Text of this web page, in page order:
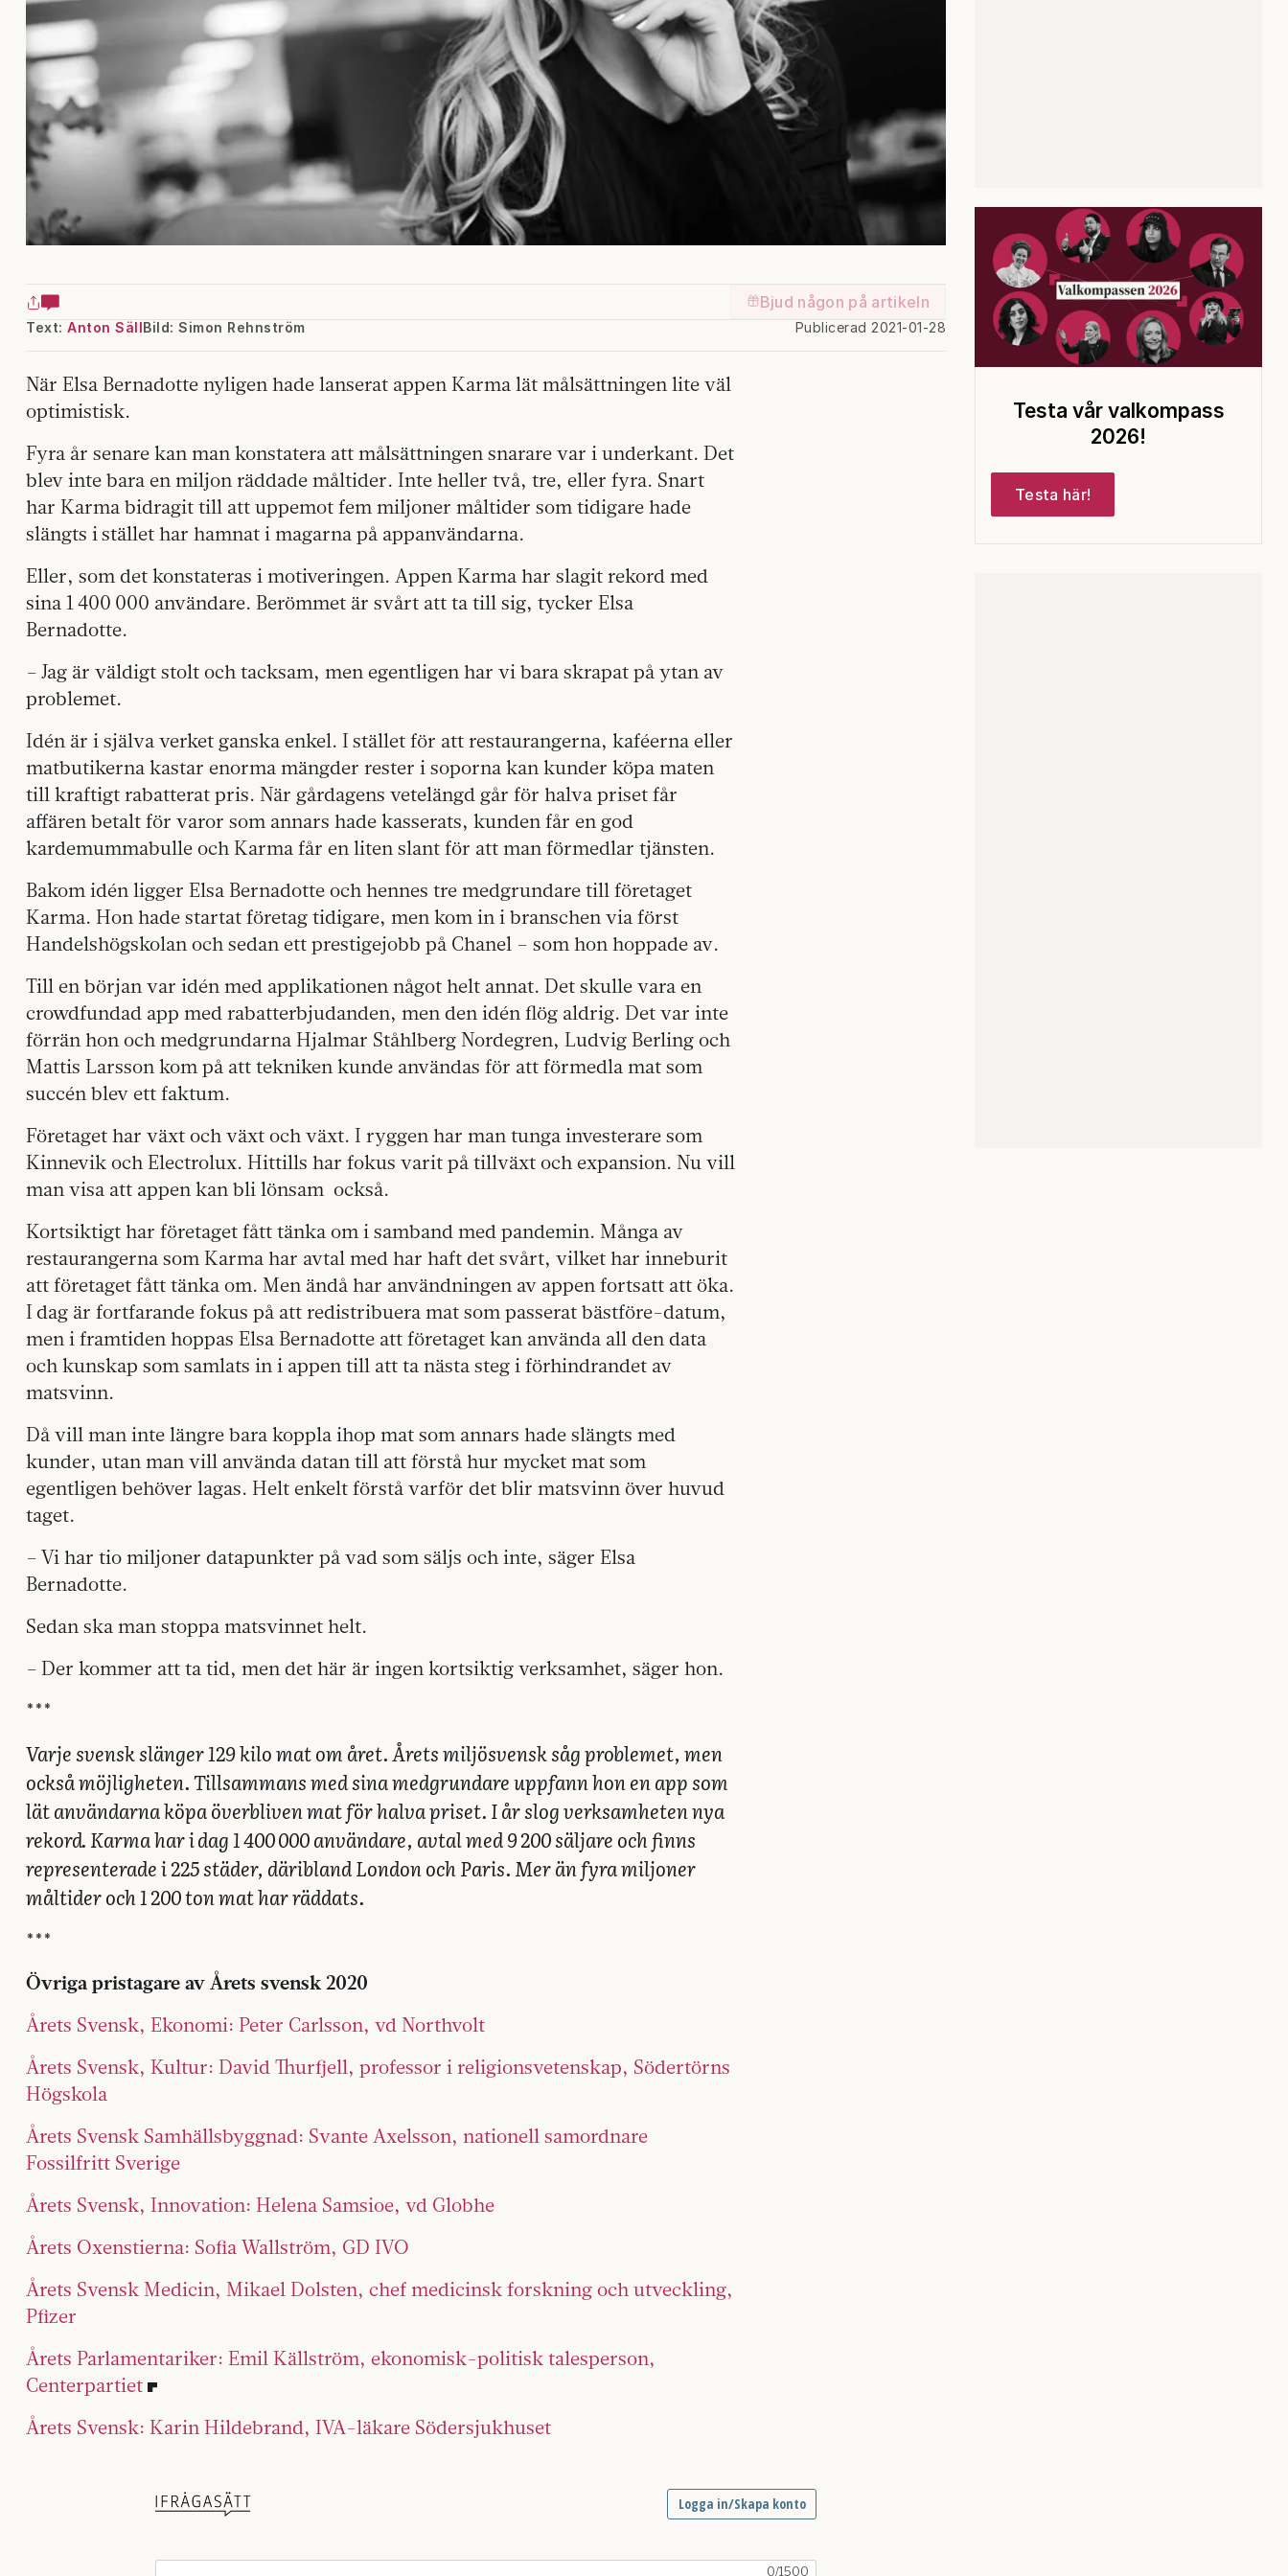
Bjud någon på artikeln
Text: Anton Säll Publicerad 2021-01-28
Bild: Simon Rehnström
När Elsa Bernadotte nyligen hade lanserat appen Karma lät målsättningen lite väl
optimistisk.
Fyra år senare kan man konstatera att målsättningen snarare var i underkant. Det
blev inte bara en miljon räddade måltider. Inte heller två, tre, eller fyra. Snart
har Karma bidragit till att uppemot fem miljoner måltider som tidigare hade
slängts i stället har hamnat i magarna på appanvändarna.
Eller, som det konstateras i motiveringen. Appen Karma har slagit rekord med
sina 1 400 000 användare. Berömmet är svårt att ta till sig, tycker Elsa
Bernadotte.
– Jag är väldigt stolt och tacksam, men egentligen har vi bara skrapat på ytan av
problemet.
Idén är i själva verket ganska enkel. I stället för att restaurangerna, kaféerna eller
matbutikerna kastar enorma mängder rester i soporna kan kunder köpa maten
till kraftigt rabatterat pris. När gårdagens vetelängd går för halva priset får
affären betalt för varor som annars hade kasserats, kunden får en god
kardemummabulle och Karma får en liten slant för att man förmedlar tjänsten.
Bakom idén ligger Elsa Bernadotte och hennes tre medgrundare till företaget
Karma. Hon hade startat företag tidigare, men kom in i branschen via först
Handelshögskolan och sedan ett prestigejobb på Chanel – som hon hoppade av.
Till en början var idén med applikationen något helt annat. Det skulle vara en
crowdfundad app med rabatterbjudanden, men den idén flög aldrig. Det var inte
förrän hon och medgrundarna Hjalmar Ståhlberg Nordegren, Ludvig Berling och
Mattis Larsson kom på att tekniken kunde användas för att förmedla mat som
succén blev ett faktum.
Företaget har växt och växt och växt. I ryggen har man tunga investerare som
Kinnevik och Electrolux. Hittills har fokus varit på tillväxt och expansion. Nu vill
man visa att appen kan bli lönsam också.
Kortsiktigt har företaget fått tänka om i samband med pandemin. Många av
restaurangerna som Karma har avtal med har haft det svårt, vilket har inneburit
att företaget fått tänka om. Men ändå har användningen av appen fortsatt att öka.
I dag är fortfarande fokus på att redistribuera mat som passerat bästföre-datum,
men i framtiden hoppas Elsa Bernadotte att företaget kan använda all den data
och kunskap som samlats in i appen till att ta nästa steg i förhindrandet av
matsvinn.
Då vill man inte längre bara koppla ihop mat som annars hade slängts med
kunder, utan man vill använda datan till att förstå hur mycket mat som
egentligen behöver lagas. Helt enkelt förstå varför det blir mat­svinn över huvud
taget.
– Vi har tio miljoner datapunkter på vad som säljs och inte, säger Elsa
Bernadotte.
Sedan ska man stoppa matsvinnet helt.
– Der kommer att ta tid, men det här är ingen kortsiktig verksamhet, säger hon.
***
Varje svensk slänger 129 kilo mat om året. Årets miljösvensk såg problemet, men
också möjligheten. Tillsammans med sina medgrundare uppfann hon en app som
lät användarna köpa överbliven mat för halva priset. I år slog verksamheten nya
rekord. Karma har i dag 1 400 000 användare, avtal med 9 200 säljare och finns
representerade i 225 städer, däribland London och Paris. Mer än fyra miljoner
måltider och 1 200 ton mat har räddats.
***
Övriga pristagare av Årets svensk 2020
Årets Svensk, Ekonomi: Peter Carlsson, vd Northvolt
Årets Svensk, Kultur: David Thurfjell, professor i religionsvetenskap, Södertörns
Högskola
Årets Svensk Samhällsbyggnad: Svante Axelsson, nationell samordnare
Fossilfritt Sverige
Årets Svensk, Innovation: Helena Samsioe, vd Globhe
Årets Oxenstierna: Sofia Wallström, GD IVO
Årets Svensk Medicin, Mikael Dolsten, chef medicinsk forskning och utveckling,
Pfizer
Årets Parlamentariker: Emil Källström, ekonomisk-politisk talesperson,
Centerpartiet
Årets Svensk: Karin Hildebrand, IVA-läkare Södersjukhuset
Testa vår valkompass
2026!
Testa här!